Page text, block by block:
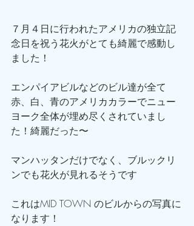
７月４日に行われたアメリカの独立記
念日を祝う花火がとても綺麗で感動し
ました！
エンパイアビルなどのビル達が全て
赤、白、青のアメリカカラーでニュー
ヨーク全体が埋め尽くされていまし
た！綺麗だった〜
マンハッタンだけでなく、ブルックリ
ンでも花火が見れるそうです
これはMID TOWN のビルからの写真に
なります！